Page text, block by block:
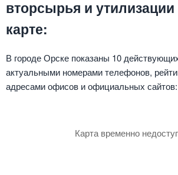
вторсырья и
карте:
В городе Орске показаны 10
актуальными номерами телефонов,
адресами офисов и официальных сайтов:
Карта временно